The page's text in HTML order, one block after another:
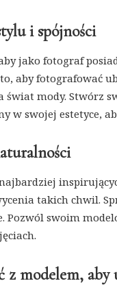
i spójności
jako fotograf
aby fotografować
mody. Stwórz
w swojej estetyce,
takich chwil.
swoim
z modelem, aby